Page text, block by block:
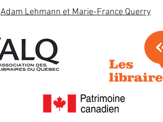
Adam Lehmann et Marie-France Querry